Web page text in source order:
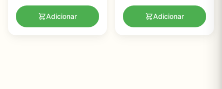
Adicionar Adicionar